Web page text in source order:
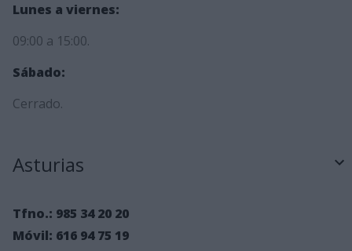
Lunes a viernes:
09:00 a 15:00.
Sábado:
Cerrado.
Asturias
Tfno.: 985 34 20 20
Móvil: 616 94 75 19